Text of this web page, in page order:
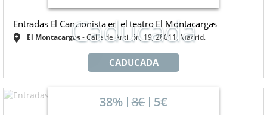
Caducada
Entradas El Cancionista en el teatro El Montacargas
El Montacargas Calle de Antillón, 19, 28011. Madrid.
CADUCADA
38% 8€ 5€